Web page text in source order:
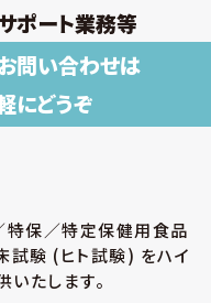
ポート業務等
問い合わせは
にどうぞ
特保／特定保健用食品
試験 (ヒト試験) をハイ
たします。